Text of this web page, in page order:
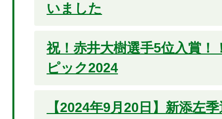
いました
祝！赤井大樹選手5位入賞！
ピック2024
【2024年9月20日】新添左